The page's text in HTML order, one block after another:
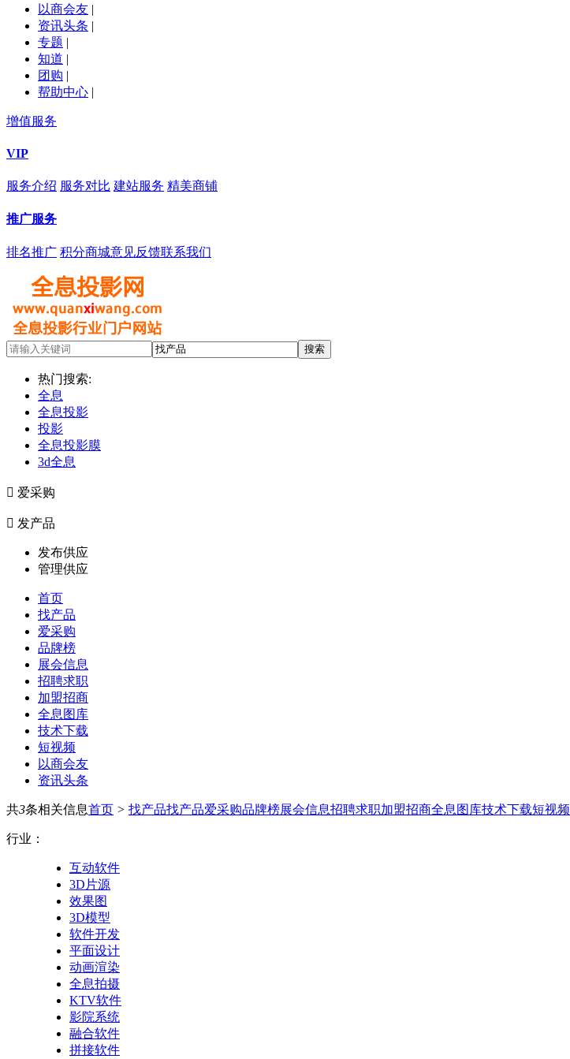
以商会友 |
资讯头条 |
专题 |
知道 |
团购 |
帮助中心 |
增值服务
VIP
服务介绍 服务对比 建站服务 精美商铺
推广服务
排名推广 积分商城意见反馈联系我们
热门搜索:
全息
全息投影
投影
全息投影膜
3d全息
 爱采购
 发产品
发布供应
管理供应
首页
找产品
爱采购
品牌榜
展会信息
招聘求职
加盟招商
全息图库
技术下载
短视频
以商会友
资讯头条
共3条相关信息首页 > 找产品找产品爱采购品牌榜展会信息招聘求职加盟招商全息图库技术下载短视频
行业：
互动软件
3D片源
效果图
3D模型
软件开发
平面设计
动画渲染
全息拍摄
KTV软件
影院系统
融合软件
拼接软件